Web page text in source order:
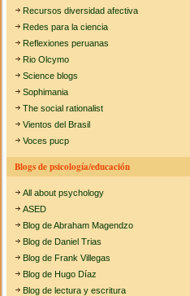
Recursos diversidad afectiva
Redes para la ciencia
Reflexiones peruanas
Rio Olcymo
Science blogs
Sophimania
The social rationalist
Vientos del Brasil
Voces pucp
Blogs de psicología/educación
All about psychology
ASED
Blog de Abraham Magendzo
Blog de Daniel Trias
Blog de Frank Villegas
Blog de Hugo Díaz
Blog de lectura y escritura